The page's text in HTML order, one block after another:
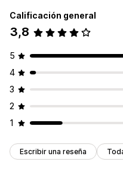
Calificación general
3,8
5
4
3
2
1
Escribir una reseña